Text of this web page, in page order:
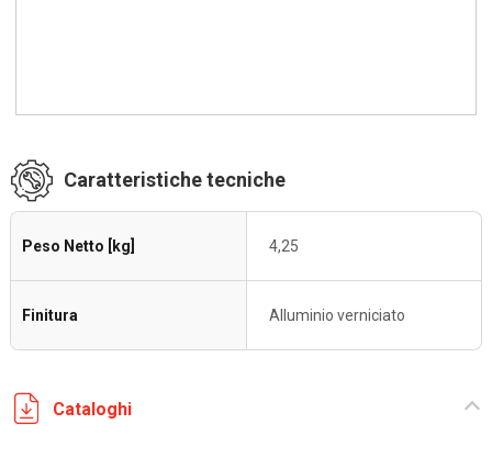
Caratteristiche tecniche
Peso Netto [kg] 4,25
Finitura Alluminio verniciato
Cataloghi